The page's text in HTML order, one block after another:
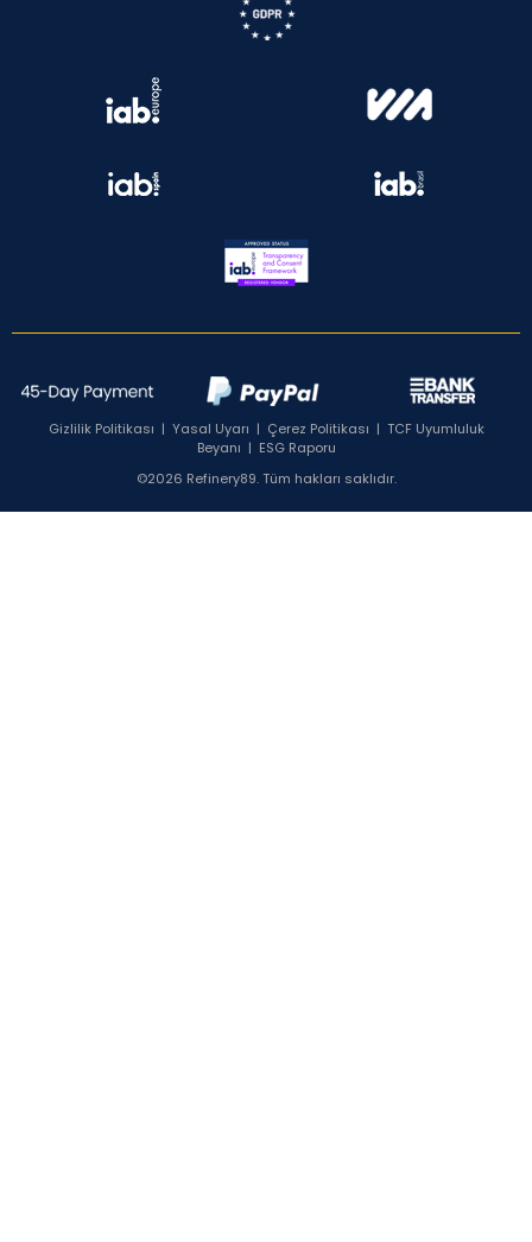
Gizlilik Politikası | Yasal Uyarı | Çerez Politikası | TCF Uyumluluk
Beyanı | ESG Raporu
©2026 Refinery89. Tüm hakları saklıdır.